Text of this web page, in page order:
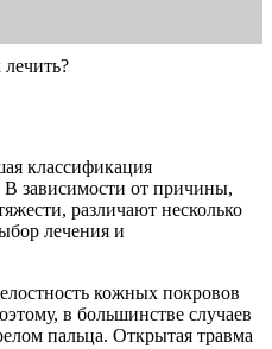
классификация
зависимости от причины,
различают несколько
лечения и
кожных покровов
в большинстве случаев
пальца. Открытая травма